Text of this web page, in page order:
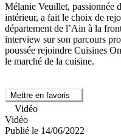
Mélanie Veuillet, passionnée
intérieur, a fait le choix de
département de l’Ain à la
interview sur son parcours
poussée rejoindre Cuisines
le marché de la cuisine.
Mettre en favoris
Vidéo
Vidéo
Publié le 14/06/2022